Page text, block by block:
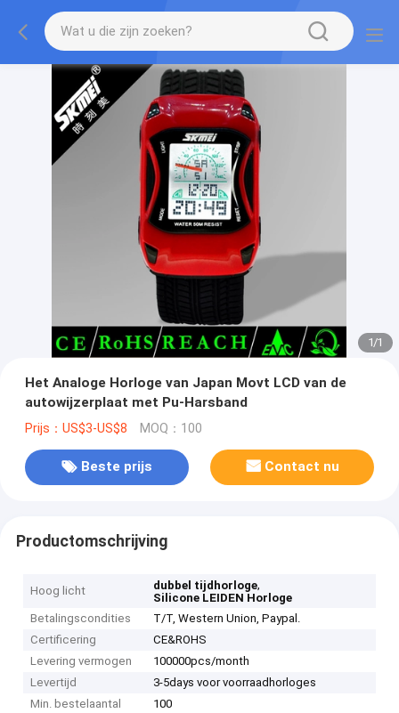
1/1
Het Analoge Horloge van Japan Movt LCD van de
autowijzerplaat met Pu-Harsband
Prijs：US$3-US$8 MOQ：100
Beste prijs Contact nu
Productomschrijving
Hoog licht dubbel tijdhorloge,
Silicone LEIDEN Horloge
Betalingscondities
T/T, Western Union, Paypal.
Certificering
CE&ROHS
Levering vermogen
100000pcs/month
Levertijd
3-5days voor voorraadhorloges
Min. bestelaantal
100